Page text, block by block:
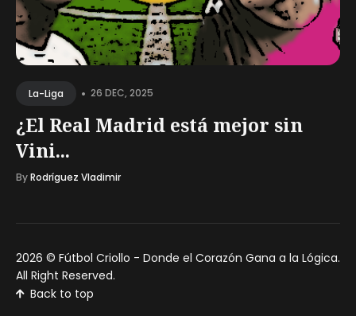
La-Liga • 26 DEC, 2025
¿El Real Madrid está mejor sin
Vini...
ByRodríguez Vladimir
2026 © Fútbol Criollo - Donde el Corazón Gana a la Lógica.
All Right Reserved.
Back to top